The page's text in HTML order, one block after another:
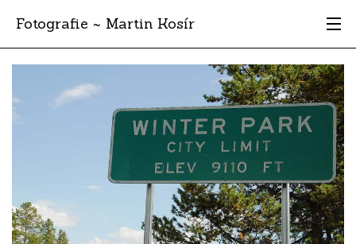
Fotografie ~ Martin Kosír
Moje obľúbené
Albumy
Vyhľadávanie